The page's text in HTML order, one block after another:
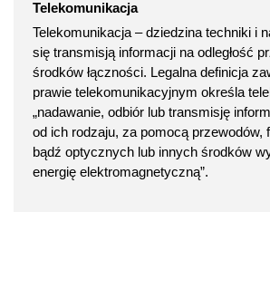
Telekomunikacja
Telekomunikacja – dziedzina techniki i
się transmisją informacji na odległość
środków łączności. Legalna definicja
prawie telekomunikacyjnym określa
„nadawanie, odbiór lub transmisję
od ich rodzaju, za pomocą przewodów,
bądź optycznych lub innych środków
energię elektromagnetyczną”.